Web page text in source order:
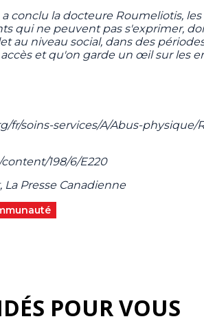
conclu la docteure Roumeliotis,
qui ne peuvent pas s'exprimer,
au niveau social, dans des
et qu'on garde un œil sur les
fr/soins-services/A/Abus-physique/
198/6/E220
Presse Canadienne
POUR VOUS